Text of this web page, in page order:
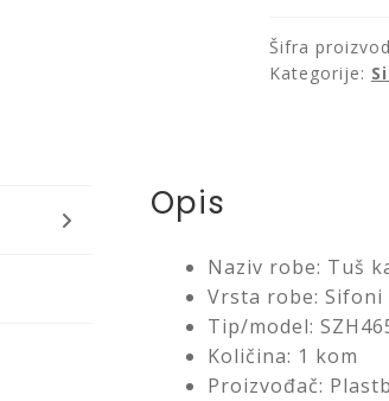
prohrom
2
Šifra
Kategorije:
Opis
Naziv robe: Tuš
Vrsta robe: Sifoni
Tip/model:
Količina: 1 kom
Proizvođač: